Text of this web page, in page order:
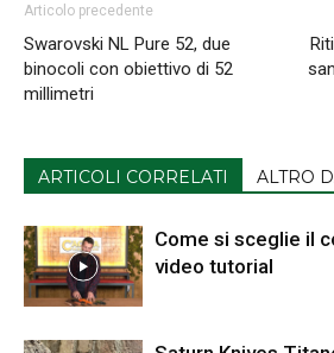
Articolo precedente
Swarovski NL Pure 52, due
binocoli con obiettivo di 52
millimetri
ARTICOLI CORRELATI ALTRO
Come si sceglie il
video tutorial